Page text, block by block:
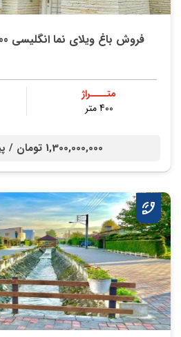
فروش باغ ویلای نما انگلیسی 400 متری فول فرنیش
متــــراژ
400 متر
1,300,000,000 تومان /